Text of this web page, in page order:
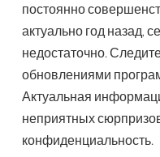
постоянно
актуально год назад,
недостаточно.
обновлениями
Актуальная
неприятных
конфиденциальность.